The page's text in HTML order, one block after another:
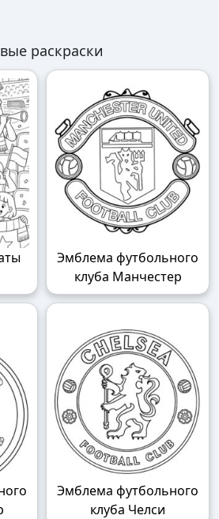
раскраски
Эмблема футбольного
клуба Манчестер
Эмблема футбольного
клуба Челси